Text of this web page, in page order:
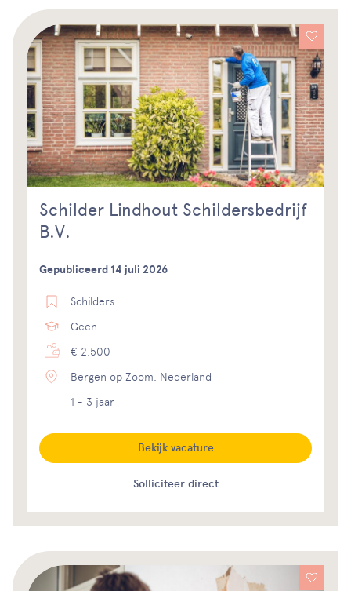
Schilder Lindhout Schildersbedrijf
B.V.
Gepubliceerd 14 juli 2026
Schilders
Geen
€ 2.500
Bergen op Zoom, Nederland
1 - 3 jaar
Solliciteer direct
Bekijk vacature